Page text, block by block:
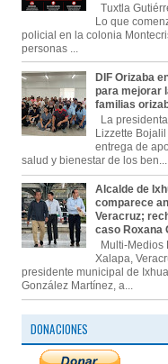
Tuxtla
Lo que
policial en la colonia
personas ...
DIF Orizaba
para mejorar
familias
La
Lizzette
entrega de
salud y bienestar de los ben...
Alcalde de
comparece
Veracruz;
caso Roxana
Multi-Medios
Xalapa,
presidente municipal de
González Martínez, a...
DONACIONES